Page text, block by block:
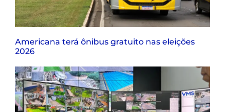
Americana terá ônibus gratuito nas eleições
2026